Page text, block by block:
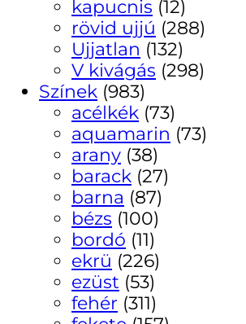
kapucnis (12)
rövid ujjú (288)
Ujjatlan (132)
V kivágás (298)
Színek (983)
acélkék (73)
aquamarin (73)
arany (38)
barack (27)
barna (87)
bézs (100)
bordó (11)
ekrü (226)
ezüst (53)
fehér (311)